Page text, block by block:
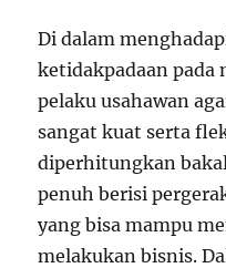
Di dalam
ketidakpadaan pada
pelaku usahawan
sangat kuat serta
diperhitungkan
penuh berisi
yang bisa mampu
melakukan bisnis.